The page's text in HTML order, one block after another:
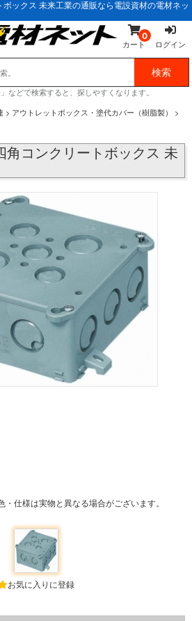
ックス 未来工業の通販なら電設資材の電材ネッ
0
カート ログイン
などで検索すると、探しやすくなります。
> アウトレットボックス・塗代カバー（樹脂製） >
角コンクリートボックス 未
仕様は実物と異なる場合がございます。
お気に入りに登録